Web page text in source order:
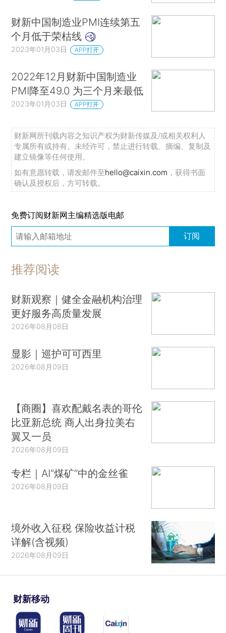
相关报道：
财新PMI分析｜服务业边际改善带动经济景气
回升 市场预期明显改善
【财新PMI】分析：财新中国制造业、服务业
PMI双双低于荣枯线
报告
财新中国制造业PMI连续第五
个月低于荣枯线
2023年01月03日 APP打开
2022年12月财新中国制造业
PMI降至49.0 为三个月来最低
2023年01月03日 APP打开
财新网所刊载内容之知识产权为财新传媒及/或相关权利人
专属所有或持有。未经许可，禁止进行转载、摘编、复制及
建立镜像等任何使用。
如有意愿转载，请发邮件至hello@caixin.com ，获得书面
确认及授权后，方可转载。
免费订阅财新网主编精选版电邮
订阅
推荐阅读
财新观察｜健全金融机构治理
更好服务高质量发展
2026年08月08日
显影｜巡护可可西里
2026年08月09日
【商圈】喜欢配戴名表的哥伦
比亚新总统 商人出身拉美右
翼又一员
2026年08月09日
专栏｜AI“煤矿”中的金丝雀
2026年08月09日
境外收入征税 保险收益计税
详解(含视频)
2026年08月09日
财新移动